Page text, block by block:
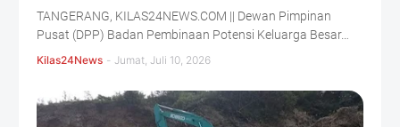
TANGERANG, KILAS24NEWS.COM || Dewan Pimpinan
Pusat (DPP) Badan Pembinaan Potensi Keluarga Besar…
Kilas24News - Jumat, Juli 10, 2026